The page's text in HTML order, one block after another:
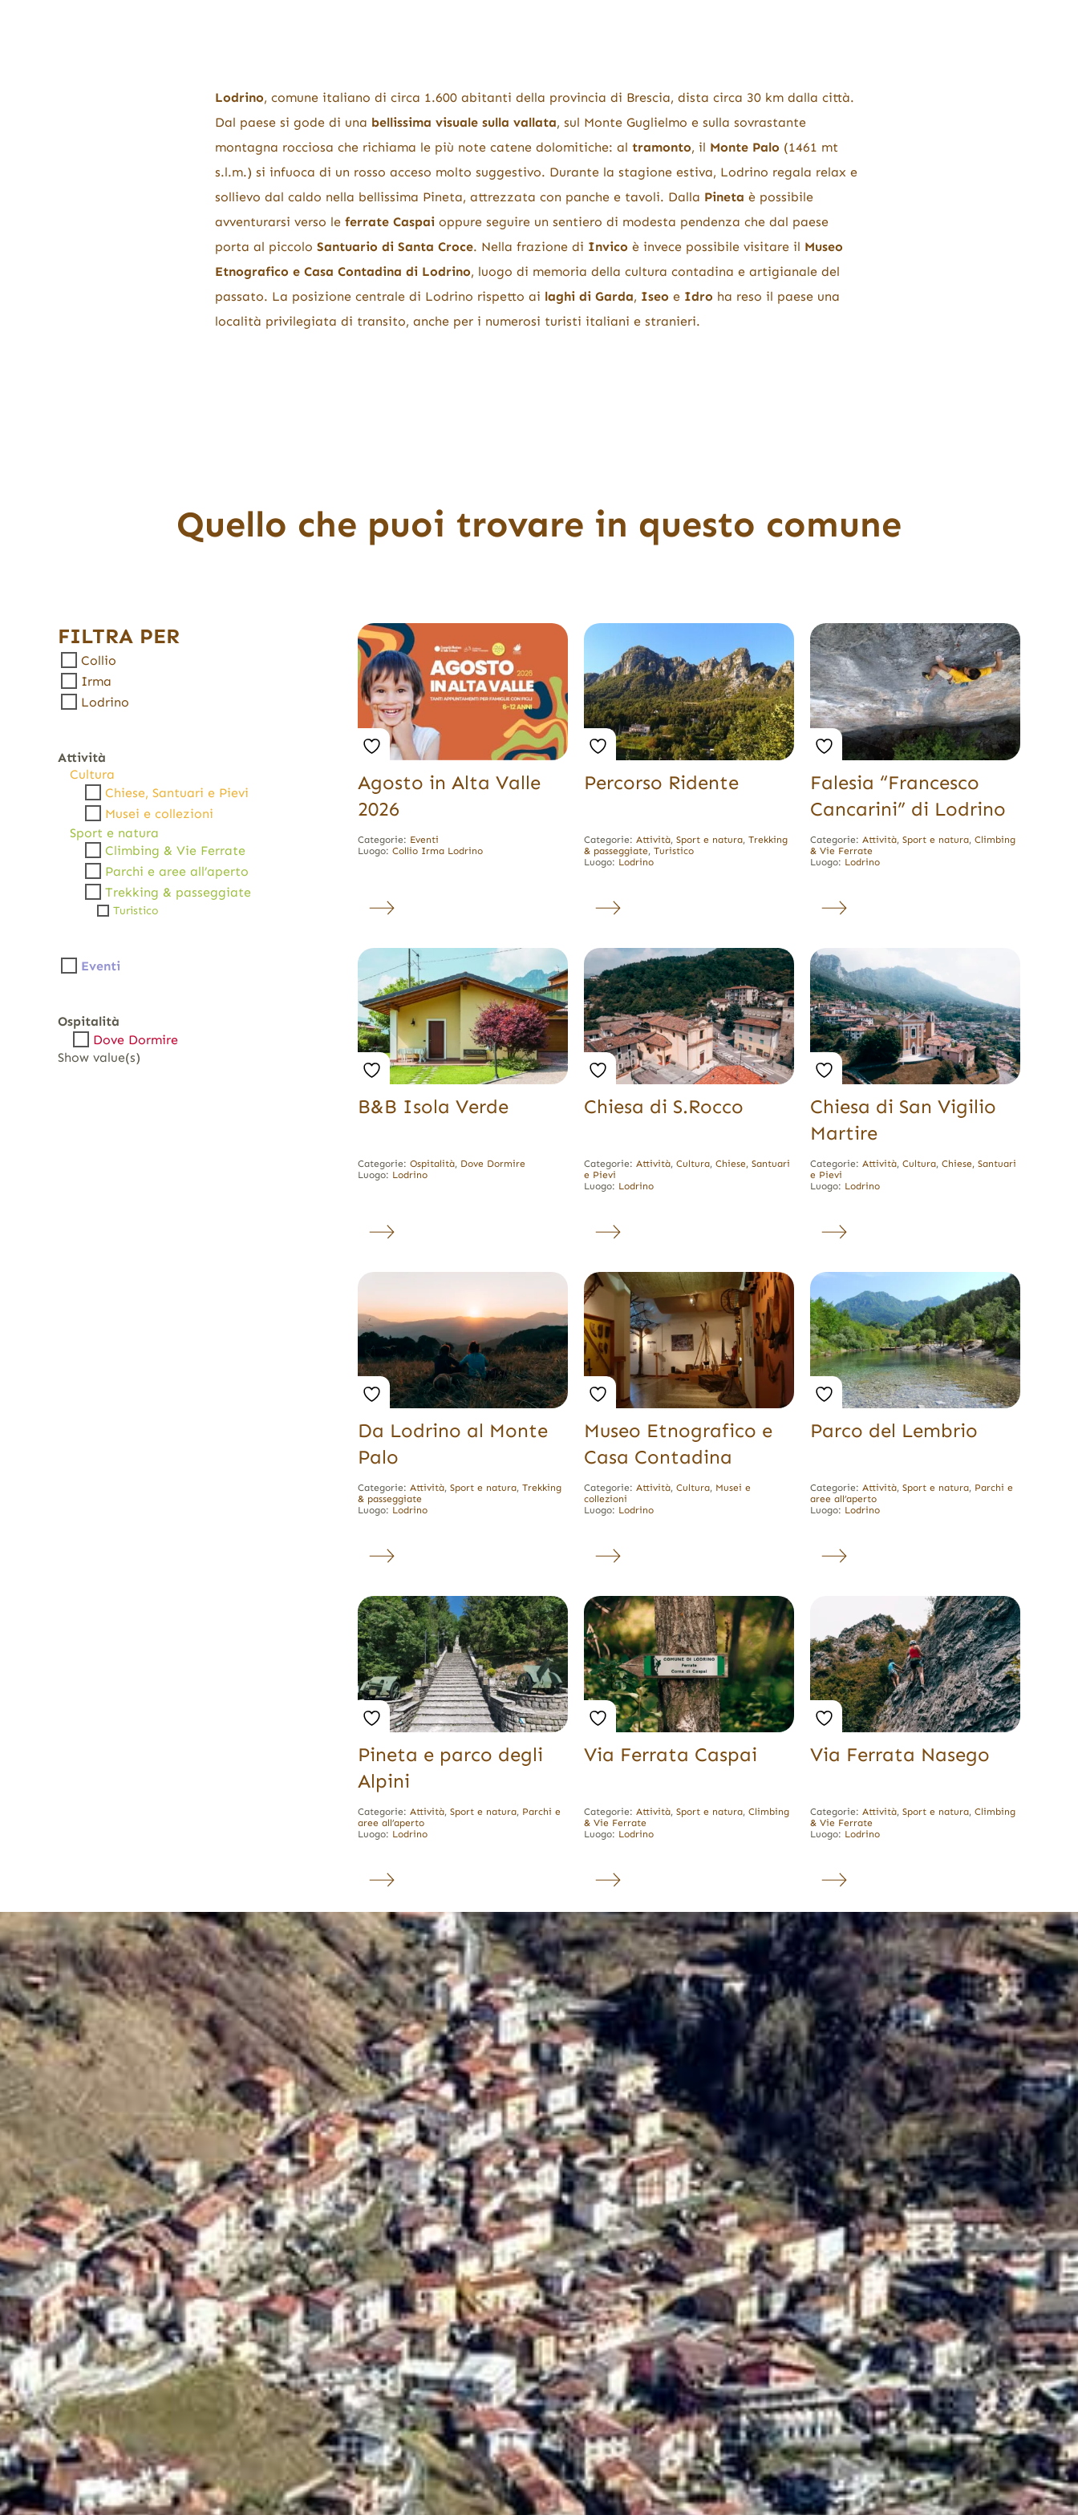
Lodrino, comune italiano di circa 1.600 abitanti della provincia di Brescia, dista circa 30 km dalla città.
Dal paese si gode di una bellissima visuale sulla vallata, sul Monte Guglielmo e sulla sovrastante
montagna rocciosa che richiama le più note catene dolomitiche: al tramonto, il Monte Palo (1461 mt
s.l.m.) si infuoca di un rosso acceso molto suggestivo. Durante la stagione estiva, Lodrino regala relax e
sollievo dal caldo nella bellissima Pineta, attrezzata con panche e tavoli. Dalla Pineta è possibile
avventurarsi verso le ferrate Caspaioppure seguire un sentiero di modesta pendenza che dal paese
porta al piccolo Santuario di Santa Croce. Nella frazione di Invico è invece possibile visitare il Museo
Etnografico e Casa Contadina di Lodrino, luogo di memoria della cultura contadina e artigianale del
passato. La posizione centrale di Lodrino rispetto ai laghi di Garda, Iseo e Idro ha reso il paese una
località privilegiata di transito, anche per i numerosi turisti italiani e stranieri.
Quello che puoi trovare in questo comune
FILTRA PER
Collio
Irma
Lodrino
Attività
Cultura
Chiese, Santuari e Pievi
Musei e collezioni
Sport e natura
Climbing & Vie Ferrate
Parchi e aree all’aperto
Trekking & passeggiate
Turistico
Eventi
Ospitalità
Dove Dormire
Show value(s)
Agosto in Alta Valle
2026
Categorie: Eventi
Luogo:Collio Irma Lodrino
Percorso Ridente
Categorie:Attività,Sport e natura,Trekking
& passeggiate,Turistico
Luogo: Lodrino
Falesia “Francesco
Cancarini” di Lodrino
Categorie:Attività,Sport e natura,Climbing
& Vie Ferrate
Luogo: Lodrino
B&B Isola Verde
Categorie:Ospitalità, Dove Dormire
Luogo: Lodrino
Chiesa di S.Rocco
Categorie:Attività,Cultura,Chiese, Santuari
e Pievi
Luogo: Lodrino
Chiesa di San Vigilio
Martire
Categorie:Attività,Cultura,Chiese, Santuari
e Pievi
Luogo: Lodrino
Da Lodrino al Monte
Palo
Categorie:Attività,Sport e natura,Trekking
& passeggiate
Luogo: Lodrino
Museo Etnografico e
Casa Contadina
Categorie:Attività,Cultura, Musei e
collezioni
Luogo: Lodrino
Parco del Lembrio
Categorie:Attività,Sport e natura, Parchi e
aree all’aperto
Luogo: Lodrino
Pineta e parco degli
Alpini
Categorie:Attività,Sport e natura, Parchi e
aree all’aperto
Luogo: Lodrino
Via Ferrata Caspai
Categorie:Attività,Sport e natura,Climbing
& Vie Ferrate
Luogo: Lodrino
Via Ferrata Nasego
Categorie:Attività,Sport e natura,Climbing
& Vie Ferrate
Luogo: Lodrino